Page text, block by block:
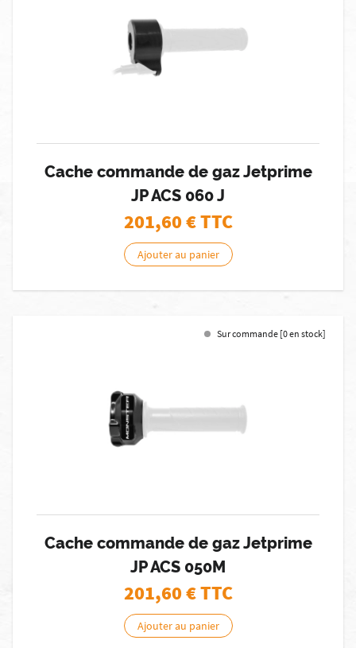
Cache commande de gaz Jetprime
JP ACS 060 J
201,60€ TTC
Ajouter au panier
Sur commande [0 en stock]
Cache commande de gaz Jetprime
JP ACS 050M
201,60€ TTC
Ajouter au panier